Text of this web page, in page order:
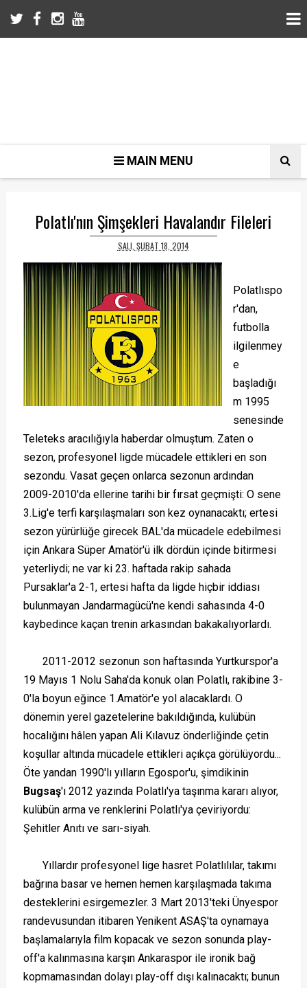
MAIN MENU
Polatlı'nın Şimşekleri Havalandır Fileleri
SALI, ŞUBAT 18, 2014
Polatlıspo
r'dan,
futbolla
ilgilenmey
e
başladığı
m 1995
senesinde
Teleteks aracılığıyla haberdar olmuştum. Zaten o
sezon, profesyonel ligde mücadele ettikleri en son
sezondu. Vasat geçen onlarca sezonun ardından
2009-2010'da ellerine tarihi bir fırsat geçmişti: O sene
3.Lig'e terfi karşılaşmaları son kez oynanacaktı; ertesi
sezon yürürlüğe girecek BAL'da mücadele edebilmesi
için Ankara Süper Amatör'ü ilk dördün içinde bitirmesi
yeterliydi; ne var ki 23. haftada rakip sahada
Pursaklar'a 2-1, ertesi hafta da ligde hiçbir iddiası
bulunmayan Jandarmagücü'ne kendi sahasında 4-0
kaybedince kaçan trenin arkasından bakakalıyorlardı.
2011-2012 sezonun son haftasında Yurtkurspor'a
19 Mayıs 1 Nolu Saha'da konuk olan Polatlı, rakibine 3-
0'la boyun eğince 1.Amatör'e yol alacaklardı. O
dönemin yerel gazetelerine bakıldığında, kulübün
hocalığını hâlen yapan Ali Kılavuz önderliğinde çetin
koşullar altında mücadele ettikleri açıkça görülüyordu...
Öte yandan 1990'lı yılların Egospor'u, şimdikinin
Bugsaş'ı 2012 yazında Polatlı'ya taşınma kararı alıyor,
kulübün arma ve renklerini Polatlı'ya çeviriyordu:
Şehitler Anıtı ve sarı-siyah.
Yıllardır profesyonel lige hasret Polatlılılar, takımı
bağrına basar ve hemen hemen karşılaşmada takıma
desteklerini esirgemezler. 3 Mart 2013'teki Ünyespor
randevusundan itibaren Yenikent ASAŞ'ta oynamaya
başlamalarıyla film kopacak ve sezon sonunda play-
off'a kalınmasına karşın Ankaraspor ile ironik bağ
kopmamasından dolayı play-off dışı kalınacaktı; bunun